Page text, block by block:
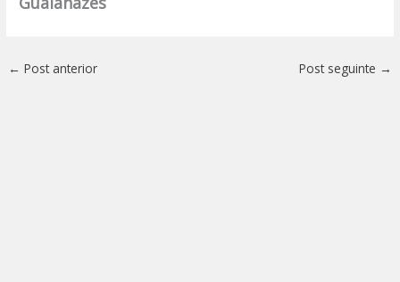
← Post anterior Post seguinte →